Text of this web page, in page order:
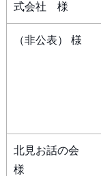
式会社 様
（非公表） 様
北見お話の会
様